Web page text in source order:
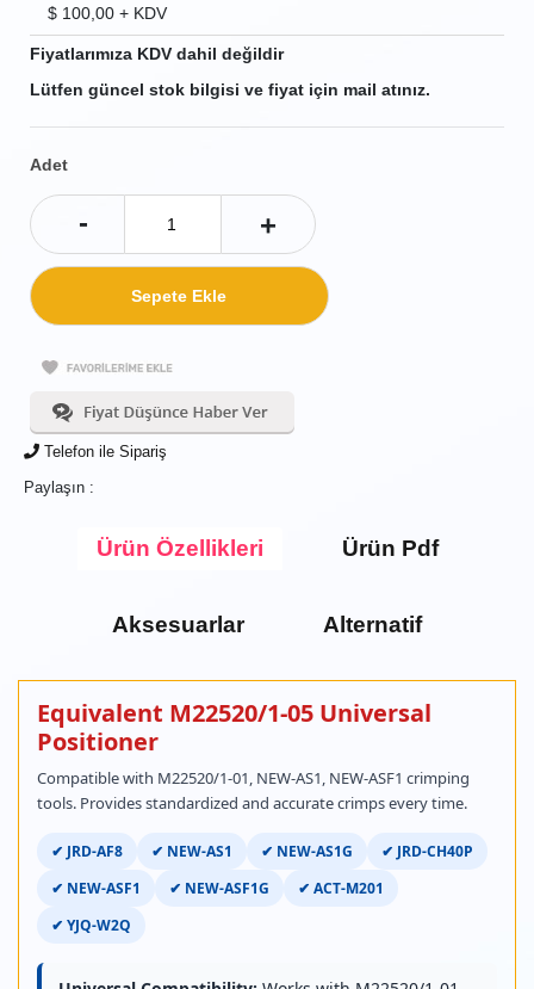
$ 100,00 + KDV
Fiyatlarımıza KDV dahil değildir
Lütfen güncel stok bilgisi ve fiyat için mail atınız.
Adet
+
-
Telefon ile Sipariş
Paylaşın :
Ürün Özellikleri Ürün Pdf
Aksesuarlar Alternatif
Equivalent M22520/1-05 Universal
Positioner
Compatible with M22520/1-01, NEW-AS1, NEW-ASF1 crimping
tools. Provides standardized and accurate crimps every time.
✔ JRD-AF8 ✔ NEW-AS1 ✔ NEW-AS1G
✔ JRD-CH40P
✔ NEW-ASF1
✔ NEW-ASF1G
✔ ACT-M201
✔ YJQ-W2Q